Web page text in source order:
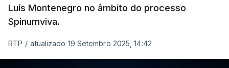
Luís Montenegro no âmbito do processo
Spinumviva.
RTP / atualizado 19 Setembro 2025, 14:42